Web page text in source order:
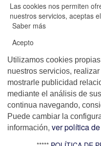
Las cookies nos permiten
nuestros servicios, aceptas
Saber más
Acepto
Utilizamos cookies
nuestros servicios,
mostrarle publicidad
mediante el análisis de
continua navegando,
Puede cambiar la
información, ver política